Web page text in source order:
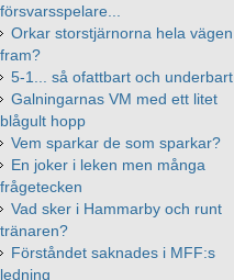
försvarsspelare...
Orkar storstjärnorna hela vägen
fram?
5-1... så ofattbart och underbart
Galningarnas VM med ett litet
blågult hopp
Vem sparkar de som sparkar?
En joker i leken men många
frågetecken
Vad sker i Hammarby och runt
tränaren?
Förståndet saknades i MFF:s
ledning